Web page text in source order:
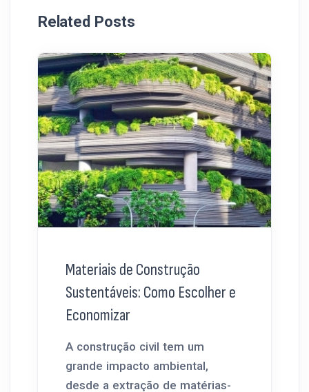
Related Posts
Materiais de Construção
Sustentáveis: Como Escolher e
Economizar
A construção civil tem um
grande impacto ambiental,
desde a extração de matérias-